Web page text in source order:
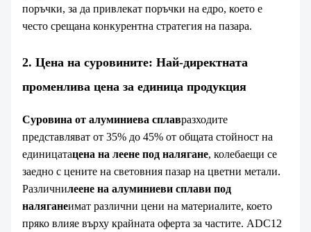
поръчки, за да привлекат поръчки на едро, което е
често срещана конкурентна стратегия на пазара.
2. Цена на суровините: Най-директната
променлива цена за единица продукция
Суровина от алуминиева сплавразходите
представляват от 35% до 45% от общата стойност на
единицатацена на леене под налягане, колебаещи се
заедно с цените на световния пазар на цветни метали.
Различнилеене на алуминиеви сплави под
наляганеимат различни цени на материалите, което
пряко влияе върху крайната оферта за частите. ADC12